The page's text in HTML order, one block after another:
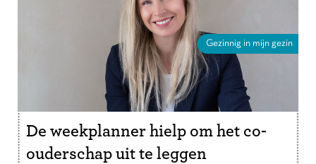
Gezinnig in mijn gezin
De weekplanner hielp om het co-
ouderschap uit te leggen